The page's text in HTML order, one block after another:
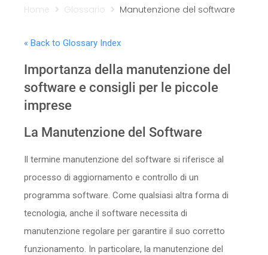
Sicurezza
Home Glossario Manutenzione del software
« Back to Glossary Index
Importanza della manutenzione del
software e consigli per le piccole
imprese
La Manutenzione del Software
Il termine manutenzione del software si riferisce al
processo di aggiornamento e controllo di un
programma software. Come qualsiasi altra forma di
tecnologia, anche il software necessita di
manutenzione regolare per garantire il suo corretto
funzionamento. In particolare, la manutenzione del